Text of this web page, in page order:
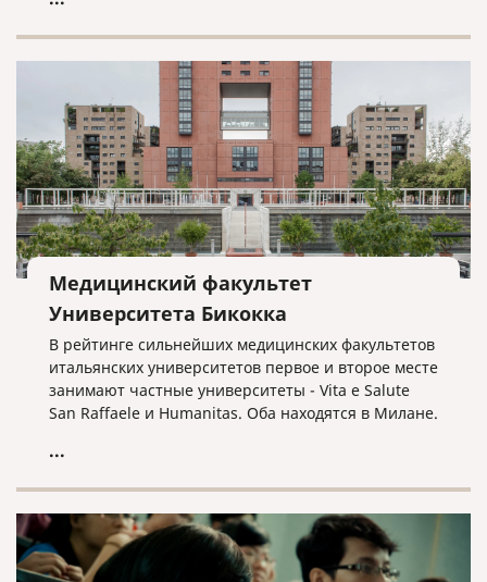
переводится как «Жизнь и Здоровье». В данном
университетов мира, и на 151-200 месте в
рейтинге медицинских университетов мира.
Медицинский факультет
Университета Бикокка
В рейтинге сильнейших медицинских факультетов
итальянских университетов первое и второе месте
занимают частные университеты - Vita e Salute
San Raffaele и Humanitas. Оба находятся в Милане.
иностранцев, потому что обучение проходит
...